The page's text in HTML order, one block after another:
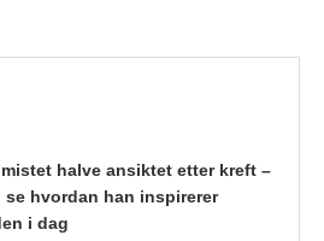
halve ansiktet etter kreft –
se hvordan han inspirerer
i dag